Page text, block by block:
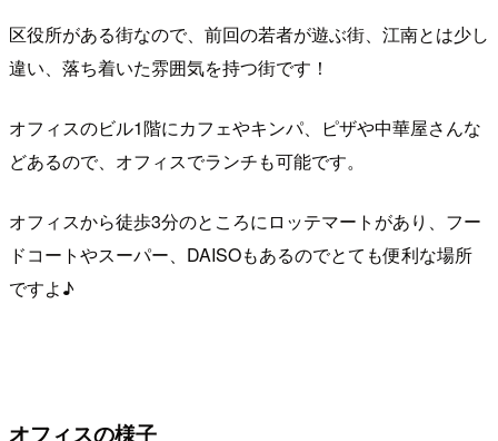
区役所がある街なので、前回の若者が遊ぶ街、江南とは少し
違い、落ち着いた雰囲気を持つ街です！
オフィスのビル1階にカフェやキンパ、ピザや中華屋さんな
どあるので、オフィスでランチも可能です。
オフィスから徒歩3分のところにロッテマートがあり、フー
ドコートやスーパー、DAISOもあるのでとても便利な場所
ですよ♪
オフィスの様子